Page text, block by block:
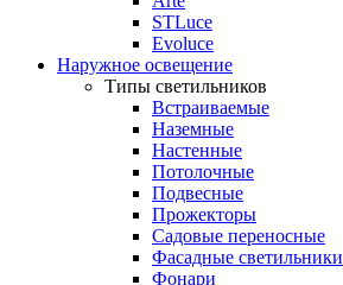
STLuce
Evoluce
Наружное освещение
Типы светильников
Встраиваемые
Наземные
Настенные
Потолочные
Подвесные
Прожекторы
Садовые переносные
Фасадные светильники
Фонари